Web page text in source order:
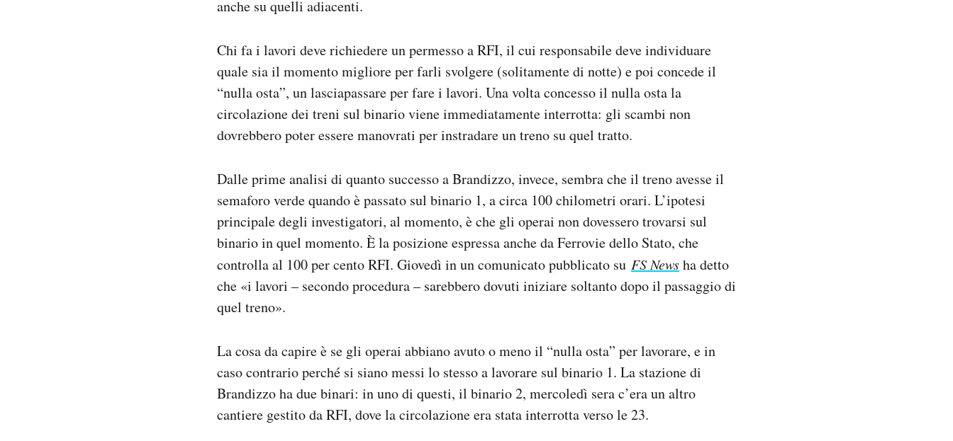
anche su quelli adiacenti.
Chi fa i lavori deve richiedere un permesso a RFI, il cui responsabile deve individuare
quale sia il momento migliore per farli svolgere (solitamente di notte) e poi concede il
“nulla osta”, un lasciapassare per fare i lavori. Una volta concesso il nulla osta la
circolazione dei treni sul binario viene immediatamente interrotta: gli scambi non
dovrebbero poter essere manovrati per instradare un treno su quel tratto.
Dalle prime analisi di quanto successo a Brandizzo, invece, sembra che il treno avesse il
semaforo verde quando è passato sul binario 1, a circa 100 chilometri orari. L’ipotesi
principale degli investigatori, al momento, è che gli operai non dovessero trovarsi sul
binario in quel momento. È la posizione espressa anche da Ferrovie dello Stato, che
controlla al 100 per cento RFI. Giovedì in un comunicato pubblicato su FS Newsha detto
che «i lavori – secondo procedura – sarebbero dovuti iniziare soltanto dopo il passaggio di
quel treno».
La cosa da capire è se gli operai abbiano avuto o meno il “nulla osta” per lavorare, e in
caso contrario perché si siano messi lo stesso a lavorare sul binario 1. La stazione di
Brandizzo ha due binari: in uno di questi, il binario 2, mercoledì sera c’era un altro
cantiere gestito da RFI, dove la circolazione era stata interrotta verso le 23.